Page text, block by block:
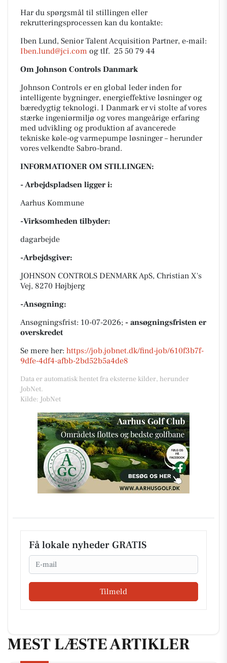
Har du spørgsmål til stillingen eller
rekrutteringsprocessen kan du kontakte:
Iben Lund, Senior Talent Acquisition Partner, e-mail:
Iben.lund@jci.com og tlf. 25 50 79 44
Om Johnson Controls Danmark
Johnson Controls er en global leder inden for
intelligente bygninger, energieffektive løsninger og
bæredygtig teknologi. I Danmark er vi stolte af vores
stærke ingeniørmiljø og vores mangeårige erfaring
med udvikling og produktion af avancerede
tekniske køle-og varmepumpe løsninger – herunder
vores velkendte Sabro-brand.
INFORMATIONER OM STILLINGEN:
- Arbejdspladsen ligger i:
Aarhus Kommune
-Virksomheden tilbyder:
dagarbejde
-Arbejdsgiver:
JOHNSON CONTROLS DENMARK ApS, Christian X's
Vej, 8270 Højbjerg
-Ansøgning:
Ansøgningsfrist: 10-07-2026; - ansøgningsfristen er
overskredet
Se mere her: https://job.jobnet.dk/find-job/610f3b7f-
9dfe-4df4-afbb-2bd52b5a4de8
Data er automatisk hentet fra eksterne kilder, herunder
JobNet.
Kilde: JobNet
Få lokale nyheder GRATIS
Email
Tilmeld
MEST LÆSTE ARTIKLER